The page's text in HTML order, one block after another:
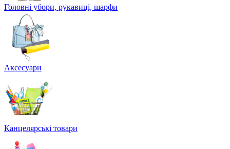
Головні убори, рукавиці, шарфи
Аксесуари
Канцелярські товари